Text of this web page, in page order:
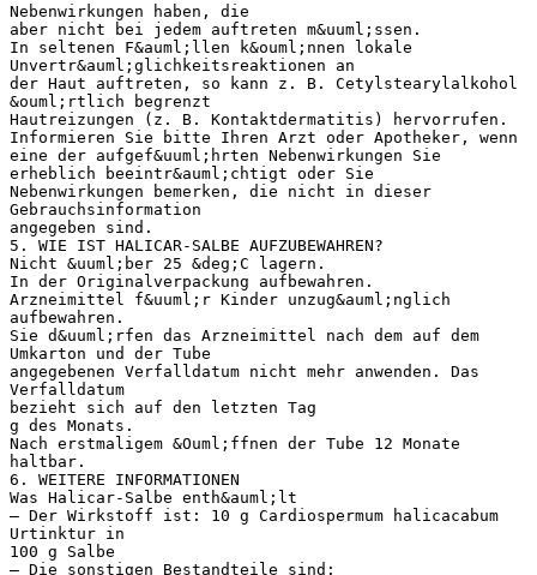
Nebenwirkungen haben, die
aber nicht bei jedem auftreten m&uuml;ssen.
In seltenen F&auml;llen k&ouml;nnen lokale
Unvertr&auml;glichkeitsreaktionen an
der Haut auftreten, so kann z. B. Cetylstearylalkohol
&ouml;rtlich begrenzt
Hautreizungen (z. B. Kontaktdermatitis) hervorrufen.
Informieren Sie bitte Ihren Arzt oder Apotheker, wenn
eine der aufgef&uuml;hrten Nebenwirkungen Sie
erheblich beeintr&auml;chtigt oder Sie
Nebenwirkungen bemerken, die nicht in dieser
Gebrauchsinformation
angegeben sind.
5. WIE IST HALICAR-SALBE AUFZUBEWAHREN?
Nicht &uuml;ber 25 &deg;C lagern.
In der Originalverpackung aufbewahren.
Arzneimittel f&uuml;r Kinder unzug&auml;nglich
aufbewahren.
Sie d&uuml;rfen das Arzneimittel nach dem auf dem
Umkarton und der Tube
angegebenen Verfalldatum nicht mehr anwenden. Das
Verfalldatum
bezieht sich auf den letzten Tag
g des Monats.
Nach erstmaligem &Ouml;ffnen der Tube 12 Monate
haltbar.
6. WEITERE INFORMATIONEN
Was Halicar-Salbe enth&auml;lt
– Der Wirkstoff ist: 10 g Cardiospermum halicacabum
Urtinktur in
100 g Salbe
– Die sonstigen Bestandteile sind: